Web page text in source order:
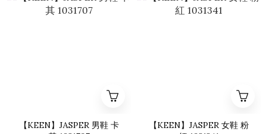
【KEEN】JASPER 男鞋 卡
【KEEN】JASPER 女鞋 粉